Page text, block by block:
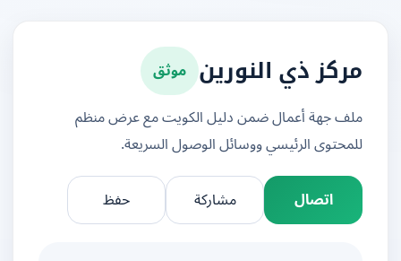
مركز ذي النورين موثق
ملف جهة أعمال ضمن دليل الكويت مع عرض منظم
للمحتوى الرئيسي ووسائل الوصول السريعة.
اتصال
مشاركة